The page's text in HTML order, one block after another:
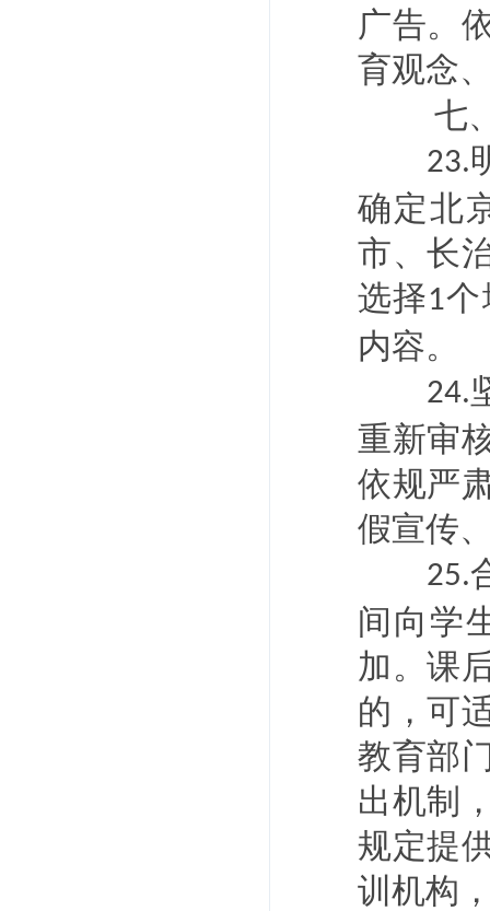
广告。
育观念
七
23.
确定北
市、长
选择1个
内容。
24.
重新审
依规严
假宣传
25.
间向学
加。课
的，可
教育部
出机制
规定提
训机构